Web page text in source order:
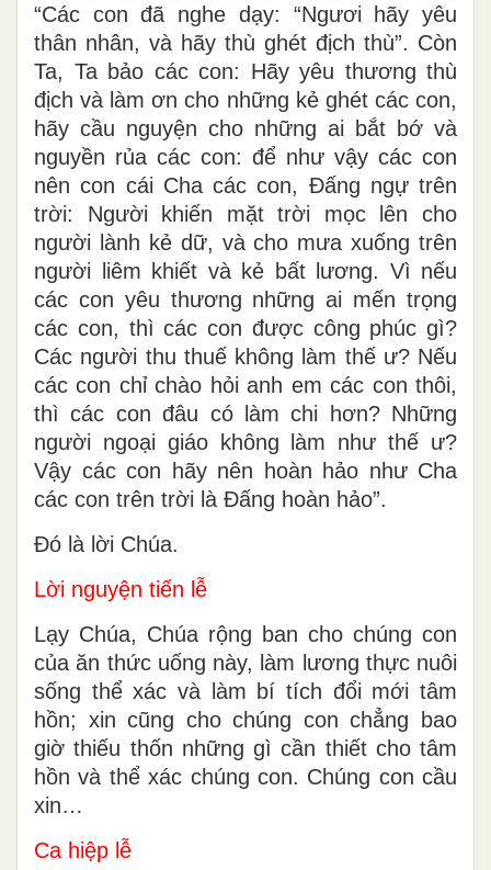
“Các con đã nghe dạy: “Ngươi hãy yêu
thân nhân, và hãy thù ghét địch thù”. Còn
Ta, Ta bảo các con: Hãy yêu thương thù
địch và làm ơn cho những kẻ ghét các con,
hãy cầu nguyện cho những ai bắt bớ và
nguyền rủa các con: để như vậy các con
nên con cái Cha các con, Ðấng ngự trên
trời: Người khiến mặt trời mọc lên cho
người lành kẻ dữ, và cho mưa xuống trên
người liêm khiết và kẻ bất lương. Vì nếu
các con yêu thương những ai mến trọng
các con, thì các con được công phúc gì?
Các người thu thuế không làm thế ư? Nếu
các con chỉ chào hỏi anh em các con thôi,
thì các con đâu có làm chi hơn? Những
người ngoại giáo không làm như thế ư?
Vậy các con hãy nên hoàn hảo như Cha
các con trên trời là Ðấng hoàn hảo”.
Ðó là lời Chúa.
Lời nguyện tiến lễ
Lạy Chúa, Chúa rộng ban cho chúng con
của ăn thức uống này, làm lương thực nuôi
sống thể xác và làm bí tích đổi mới tâm
hồn; xin cũng cho chúng con chẳng bao
giờ thiếu thốn những gì cần thiết cho tâm
hồn và thể xác chúng con. Chúng con cầu
xin…
Ca hiệp lễ